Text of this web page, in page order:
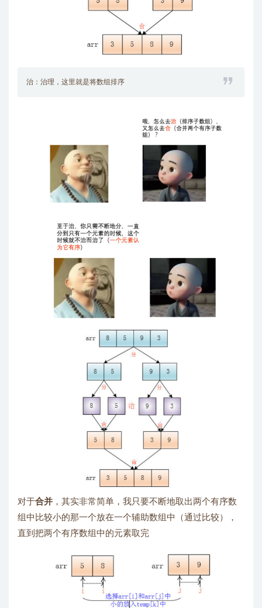
治：治理，这里就是将数组排序
对于合并 ，其实非常简单，我只要不断地取出两个有序数
组中比较小的那一个放在一个辅助数组中（通过比较），
直到把两个有序数组中的元素取完